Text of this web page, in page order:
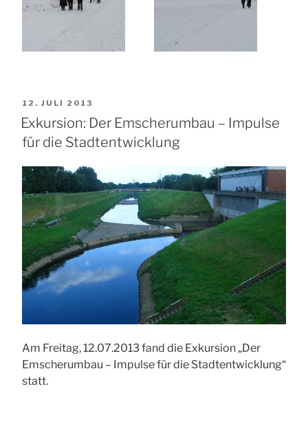
VERÖFFENTLICHT
AM
12. JULI 2013
Exkursion: Der Emscherumbau – Impulse
für die Stadtentwicklung
Am Freitag, 12.07.2013 fand die Exkursion „Der
Emscherumbau – Impulse für die Stadtentwicklung“
statt.